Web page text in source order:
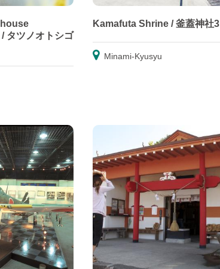
タツノオトシゴ
Kamafuta Shrine / 釜蓋神社3
Minami-Kyusyu